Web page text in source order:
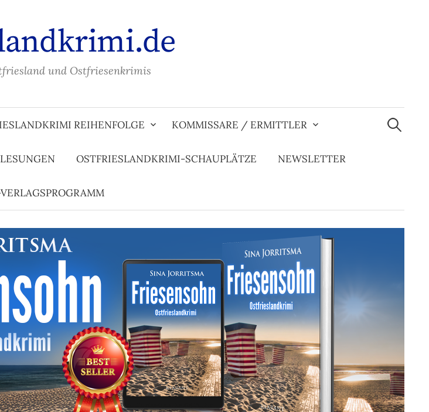
und Ostfriesenkrimis
REIHENFOLGE KOMMISSARE / ERMITTLER
LESUNGEN OSTFRIESLANDKRIMI-SCHAUPLÄTZE NEWSLETTER
Suchen
nach: